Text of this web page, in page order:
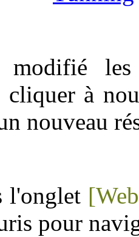
modifié
cliquer à
nouveau
l'onglet
pour